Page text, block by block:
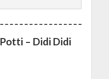
– Didi Didi